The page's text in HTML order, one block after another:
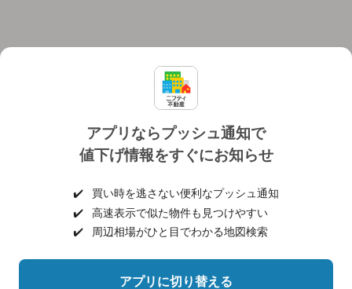
アプリならプッシュ通知で
値下げ情報をすぐにお知らせ
✔️
買い時を逃さない便利なプッシュ通知
✔️
高速表示で似た物件も見つけやすい
✔️
周辺相場がひと目でわかる地図検索
アプリに切り替える
個人情報保護ポリシー 利用規約
ヘルプ・お問い合わせ 採用情報